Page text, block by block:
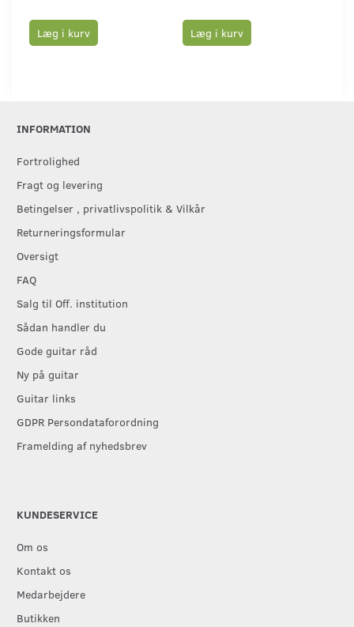
Læg i kurv Læg i kurv
INFORMATION
Fortrolighed
Fragt og levering
Betingelser , privatlivspolitik & Vilkår
Returneringsformular
Oversigt
FAQ
Salg til Off. institution
Sådan handler du
Gode guitar råd
Ny på guitar
Guitar links
GDPR Persondataforordning
Framelding af nyhedsbrev
KUNDESERVICE
Om os
Kontakt os
Medarbejdere
Butikken